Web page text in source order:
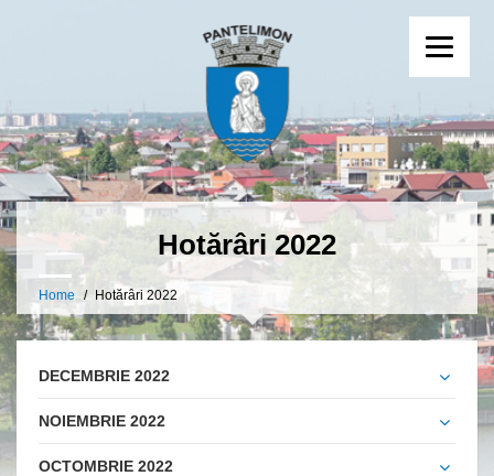
Hotărâri 2022
Home Hotărâri 2022
DECEMBRIE 2022
NOIEMBRIE 2022
OCTOMBRIE 2022